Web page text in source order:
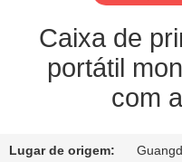
CONTACTE-
NOS
Caixa de
portátil
com
Lugar de origem: